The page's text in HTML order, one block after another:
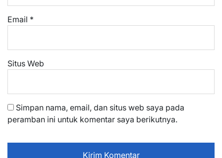
Email *
Situs Web
Simpan nama, email, dan situs web saya pada
peramban ini untuk komentar saya berikutnya.